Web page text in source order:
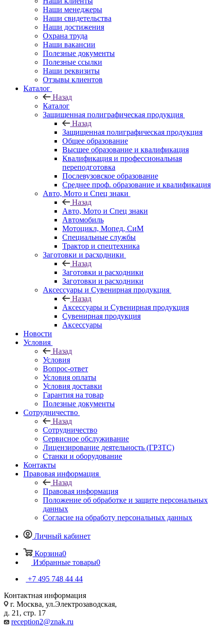
Наши менеджеры
Наши свидетельства
Наши достижения
Охрана труда
Наши вакансии
Полезные документы
Полезные ссылки
Наши реквизиты
Отзывы клиентов
Каталог
Назад
Каталог
Защищенная полиграфическая продукция
Назад
Защищенная полиграфическая продукция
Общее образование
Высшее образование и квалификация
Квалификация и профессиональная
переподготовка
Послевузовское образование
Среднее проф. образование и квалификация
Авто, Мото и Спец знаки
Назад
Авто, Мото и Спец знаки
Автомобиль
Мотоцикл, Мопед, СиМ
Специальные службы
Трактор и спецтехника
Заготовки и расходники
Назад
Заготовки и расходники
Заготовки и расходники
Аксессуары и Сувенирная продукция
Назад
Аксессуары и Сувенирная продукция
Сувенирная продукция
Аксессуары
Новости
Условия
Назад
Условия
Вопрос-ответ
Условия оплаты
Условия доставки
Гарантия на товар
Полезные документы
Сотрудничество
Назад
Сотрудничество
Сервисное обслуживание
Лицензирование деятельность (ГРЗТС)
Станки и оборудование
Контакты
Правовая информация
Назад
Правовая информация
Положение об обработке и защите персональных
данных
Согласие на обработу персональных данных
Личный кабинет
Корзина0
Избранные товары0
+7 495 748 44 44
Контактная информация
г. Москва, ул.Электрозаводская,
д. 21, стр. 17
reception2@znak.ru